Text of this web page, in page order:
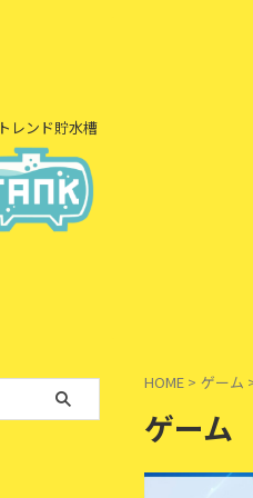
トレンド貯水槽
HOME > ゲーム
ゲーム